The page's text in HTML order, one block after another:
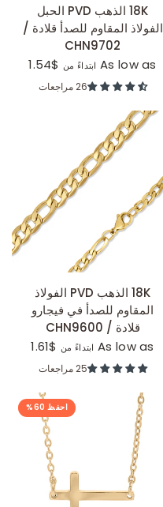
عرض سريع
18K الذهب PVD الحبل
الفولاذ المقاوم للصدأ قلادة /
CHN9702
As low as ابتداءً من$1.54
26 مراجعات
عرض سريع
18K الذهب PVD الفولاذ
المقاوم للصدأ في فيجارو
قلادة / CHN9600
As low as ابتداءً من$1.61
25 مراجعات
احفظ 60%